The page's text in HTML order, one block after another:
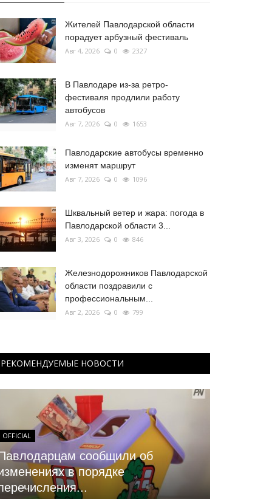
Жителей Павлодарской области
порадует арбузный фестиваль
Авг 4, 2026 0 2327
В Павлодаре из-за ретро-
фестиваля продлили работу
автобусов
Авг 7, 2026 0 1653
Павлодарские автобусы временно
изменят маршрут
Авг 7, 2026 0 1096
Шквальный ветер и жара: погода в
Павлодарской области 3...
Авг 3, 2026 0 846
Железнодорожников Павлодарской
области поздравили с
профессиональным...
Авг 2, 2026 0 799
РЕКОМЕНДУЕМЫЕ НОВОСТИ
OFFICIAL
сообщили об
в порядке